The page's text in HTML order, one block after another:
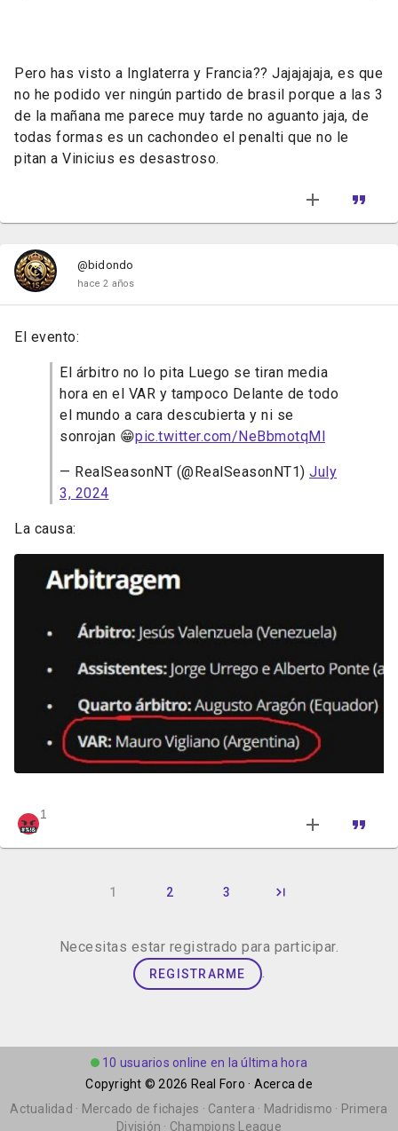
Pero has visto a Inglaterra y Francia?? Jajajajaja, es que
no he podido ver ningún partido de brasil porque a las 3
de la mañana me parece muy tarde no aguanto jaja, de
todas formas es un cachondeo el penalti que no le
pitan a Vinicius es desastroso.
@bidondo
hace 2 años
El evento:
El árbitro no lo pita Luego se tiran media
hora en el VAR y tampoco Delante de todo
el mundo a cara descubierta y ni se
sonrojan 😁pic.twitter.com/NeBbmotqMl
— RealSeasonNT (@RealSeasonNT1) July
3, 2024
La causa:
1
1 2 3
Necesitas estar registrado para participar.
REGISTRARME .
10 usuarios online en la última hora
Copyright © 2026 Real Foro · Acerca de
Actualidad · Mercado de fichajes · Cantera · Madridismo · Primera
División · Champions League